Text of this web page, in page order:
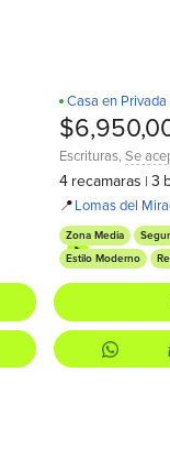
Recamara en PB
¡Estrena!
D
Casa en Privada
Escrituras,Se
4 recamaras | 3
📍Lomas del
Zona Media
Estilo Moderno